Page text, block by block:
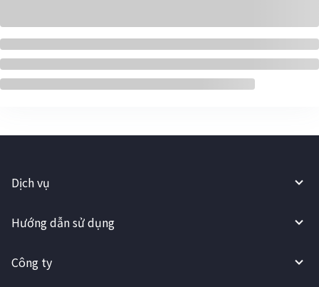
Dịch vụ
Hướng dẫn sử dụng
Công ty